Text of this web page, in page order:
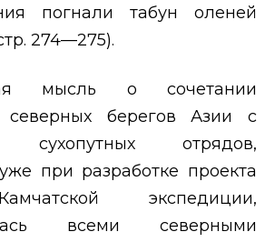
погнали табун оленей
274—275).
мысль о сочетании
берегов Азии с
сухопутных отрядов,
при разработке проекта
экспедиции,
всеми северными